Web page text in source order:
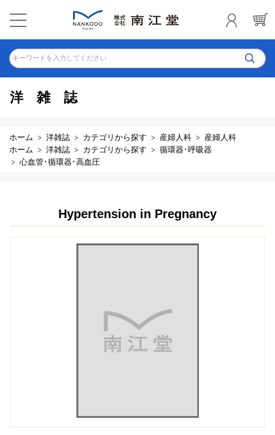
キーワードを入力してください
洋雑誌
ホーム 洋雑誌 カテゴリから探す 産婦人科
産婦人科
ホーム
洋雑誌 カテゴリから探す
循環器･呼吸器
心血管･循環器･高血圧
Hypertension in Pregnancy